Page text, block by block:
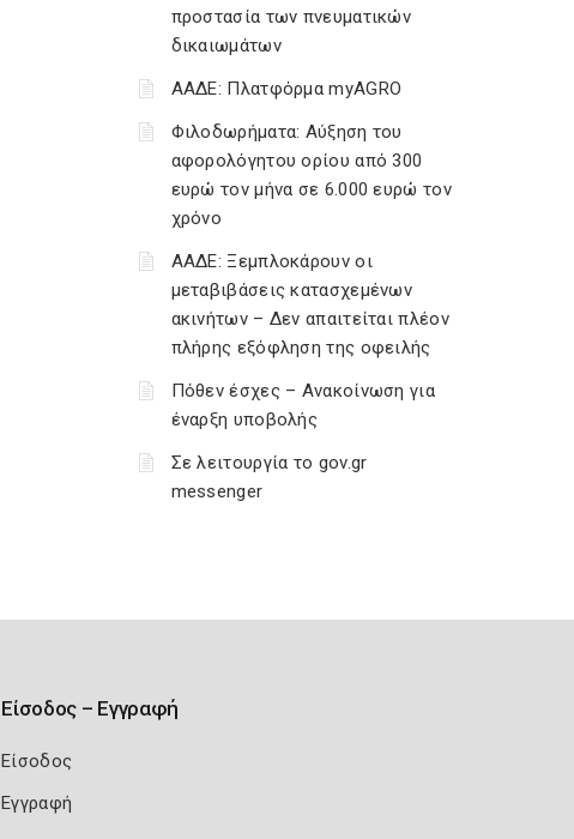
προστασία των πνευματικών
δικαιωμάτων
ΑΑΔΕ: Πλατφόρμα myAGRO
Φιλοδωρήματα: Αύξηση του
αφορολόγητου ορίου από 300
ευρώ τον μήνα σε 6.000 ευρώ τον
χρόνο
ΑΑΔΕ: Ξεμπλοκάρουν οι
μεταβιβάσεις κατασχεμένων
ακινήτων – Δεν απαιτείται πλέον
πλήρης εξόφληση της οφειλής
Πόθεν έσχες – Ανακοίνωση για
έναρξη υποβολής
Σε λειτουργία το gov.gr
messenger
Είσοδος – Εγγραφή
Είσοδος
Εγγραφή